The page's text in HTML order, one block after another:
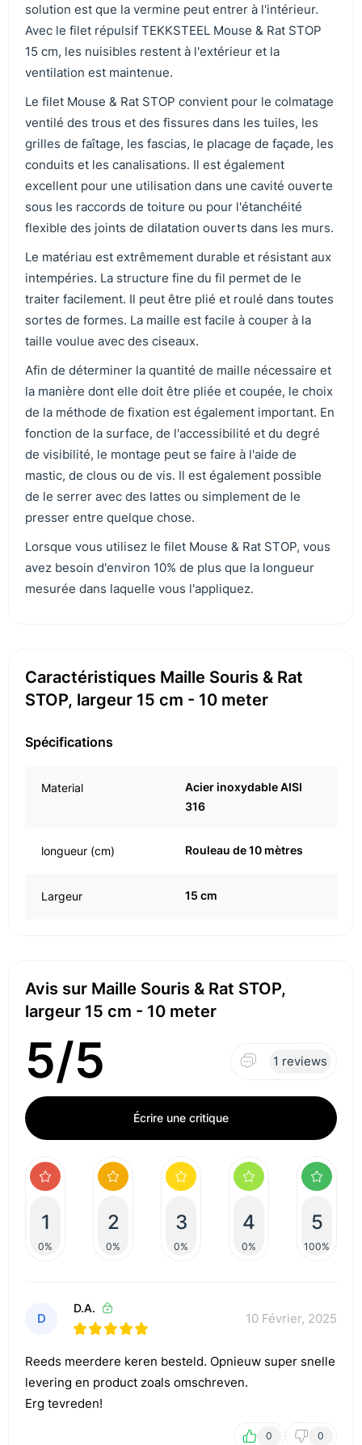
solution est que la vermine peut entrer à l'intérieur.
Avec le filet répulsif TEKKSTEEL Mouse & Rat STOP
15 cm, les nuisibles restent à l'extérieur et la
ventilation est maintenue.
Le filet Mouse & Rat STOP convient pour le colmatage
ventilé des trous et des fissures dans les tuiles, les
grilles de faîtage, les fascias, le placage de façade, les
conduits et les canalisations. Il est également
excellent pour une utilisation dans une cavité ouverte
sous les raccords de toiture ou pour l'étanchéité
flexible des joints de dilatation ouverts dans les murs.
Le matériau est extrêmement durable et résistant aux
intempéries. La structure fine du fil permet de le
traiter facilement. Il peut être plié et roulé dans toutes
sortes de formes. La maille est facile à couper à la
taille voulue avec des ciseaux.
Afin de déterminer la quantité de maille nécessaire et
la manière dont elle doit être pliée et coupée, le choix
de la méthode de fixation est également important. En
fonction de la surface, de l'accessibilité et du degré
de visibilité, le montage peut se faire à l'aide de
mastic, de clous ou de vis. Il est également possible
de le serrer avec des lattes ou simplement de le
presser entre quelque chose.
Lorsque vous utilisez le filet Mouse & Rat STOP, vous
avez besoin d'environ 10% de plus que la longueur
mesurée dans laquelle vous l'appliquez.
Caractéristiques Maille Souris & Rat
STOP, largeur 15 cm - 10 meter
Spécifications
Material
Acier inoxydable AISI
316
longueur (cm) Rouleau de 10 mètres
Largeur 15 cm
Avis sur Maille Souris & Rat STOP,
largeur 15 cm - 10 meter
5/5 1 reviews
Écrire une critique
1
0%
2
0%
3
0%
4
0%
5
100%
D
D.A.
10 Février, 2025
Reeds meerdere keren besteld. Opnieuw super snelle
levering en product zoals omschreven.
Erg tevreden!
0 0